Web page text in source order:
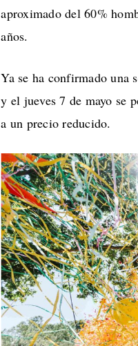
aproximado del 60%
años.
Ya se ha confirmado una
y el jueves 7 de mayo se
a un precio reducido.